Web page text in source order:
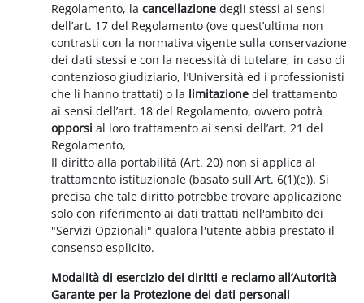
Regolamento, lacancellazione degli stessi ai sensi
dell’art. 17 del Regolamento (ove quest’ultima non
contrasti con la normativa vigente sulla conservazione
dei dati stessi e con la necessità di tutelare, in caso di
contenzioso giudiziario, l’Università ed i professionisti
che li hanno trattati) o la limitazione del trattamento
ai sensi dell’art. 18 del Regolamento, ovvero potrà
opporsi al loro trattamento ai sensi dell’art. 21 del
Regolamento,
Il diritto alla portabilità (Art. 20) non si applica al
trattamento istituzionale (basato sull'Art. 6(1)(e)). Si
precisa che tale diritto potrebbe trovare applicazione
solo con riferimento ai dati trattati nell'ambito dei
"Servizi Opzionali" qualora l'utente abbia prestato il
consenso esplicito.
Modalità di esercizio dei diritti e reclamo all’Autorità
Garante per la Protezione dei dati personali